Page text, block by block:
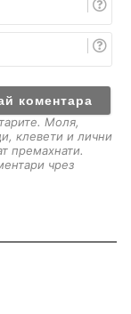
е
a
Моля,
клевети и лични
премахнати.
чрез